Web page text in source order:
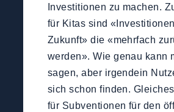
Investitionen zu machen.
für Kitas sind
Zukunft» die «mehrfach
werden». Wie genau kann
sagen, aber irgendein
sich schon finden.
für Subventionen für den